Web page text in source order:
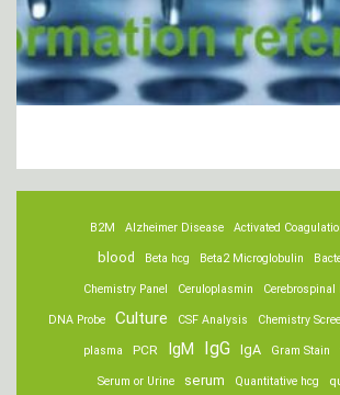
Activated
Alzheimer Disease
B2M
Beta2 Microglobulin
Beta hcg
blood
Ceruloplasmin
Chemistry Panel
Chemistry
CSF Analysis
Culture
DNA Probe
Gram Stain
IgA
IgG
IgM
PCR
plasma
Quantitative hcg
serum
Serum or Urine